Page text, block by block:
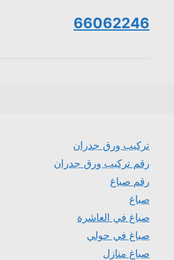
66062246
تركيب ورق جدران
رقم تركيب ورق جدران
رقم صباغ
صباغ
صباغ في العاشرة
صباغ في حولي
صباغ منازل